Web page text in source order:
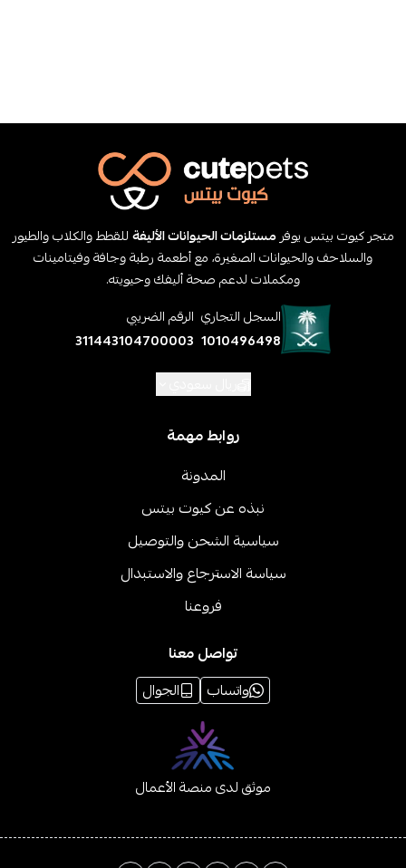
متجر كيوت بيتس يوفر مستلزمات الحيوانات الأليفةللقطط والكلاب والطيور
والسلاحف والحيوانات الصغيرة، مع أطعمة رطبة وجافة وفيتامينات
ومكملات لدعم صحة أليفك وحيويته.
السجل التجاري
1010496498
الرقم الضريبي
311443104700003
روابط مهمة
المدونة
نبذه عن كيوت بيتس
سياسية الشحن والتوصيل
سياسة الاسترجاع والاستبدال
فروعنا
تواصل معنا
واتساب
الجوال
موثق لدى منصة الأعمال